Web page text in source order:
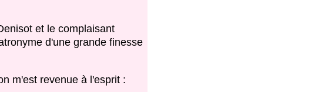
et le complaisant
d'une grande finesse
m'est revenue à l'esprit :